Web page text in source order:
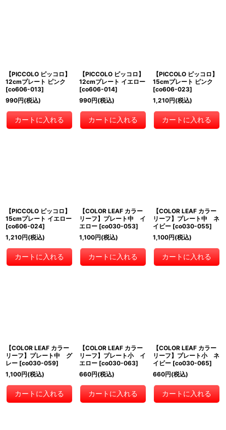
【PICCOLO ピッコロ】
12cmプレート ピンク
[co606-013]
990円(税込)
カートに入れる
【PICCOLO ピッコロ】
12cmプレート イエロー
[co606-014]
990円(税込)
カートに入れる
【PICCOLO ピッコロ】
15cmプレート ピンク
[co606-023]
1,210円(税込)
カートに入れる
【PICCOLO ピッコロ】
15cmプレート イエロー
[co606-024]
1,210円(税込)
カートに入れる
【COLOR LEAF カラー
リーフ】プレート中 イ
エロー [co030-053]
1,100円(税込)
カートに入れる
【COLOR LEAF カラー
リーフ】プレート中 ネ
イビー [co030-055]
1,100円(税込)
カートに入れる
【COLOR LEAF カラー
リーフ】プレート中 グ
レー [co030-059]
1,100円(税込)
カートに入れる
【COLOR LEAF カラー
リーフ】プレート小 イ
エロー [co030-063]
660円(税込)
カートに入れる
【COLOR LEAF カラー
リーフ】プレート小 ネ
イビー [co030-065]
660円(税込)
カートに入れる